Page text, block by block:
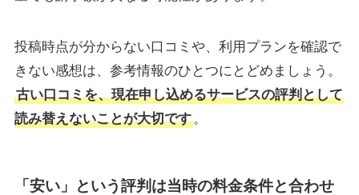
投稿時点が分からない口コミや、利用プランを確認で
きない感想は、参考情報のひとつにとどめましょう。
古い口コミを、現在申し込めるサービスの評判として
読み替えないことが大切です。
「安い」という評判は当時の料金条件と合わせ